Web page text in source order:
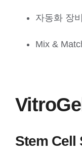
자동화 장
Mix &
Stem Cell